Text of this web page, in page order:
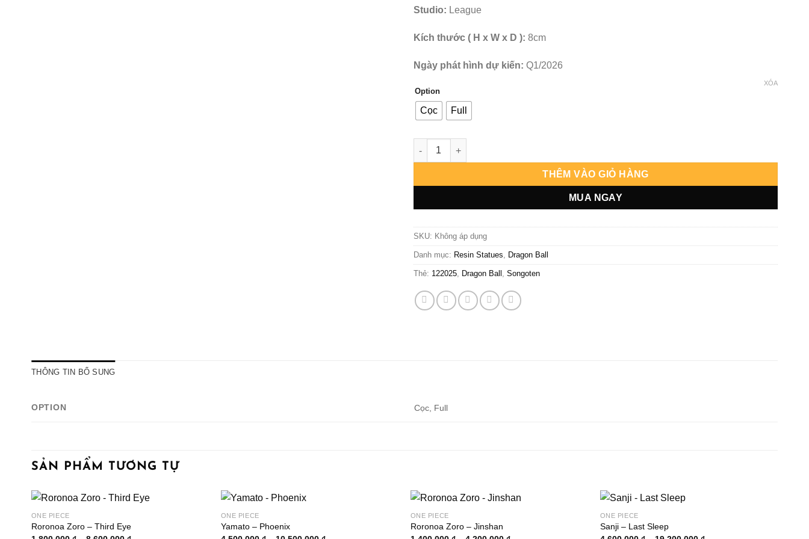
Studio: League
Kích thước ( H x W x D ): 8cm
Ngày phát hình dự kiến: Q1/2026
Option
Cọc Full
XÓA
Dragon Ball - Son Goten - League số lượng
THÊM VÀO GIỎ HÀNG
MUA NGAY
SKU: Không áp dụng
Danh mục: Resin Statues, Dragon Ball
Thẻ: 122025, Dragon Ball , Songoten
THÔNG TIN BỔ SUNG
OPTION Cọc, Full
SẢN PHẨM TƯƠNG TỰ
ONE PIECE
Roronoa Zoro – Third Eye
ONE PIECE
Yamato – Phoenix
ONE PIECE
Roronoa Zoro – Jinshan
ONE PIECE
Sanji – Last Sleep